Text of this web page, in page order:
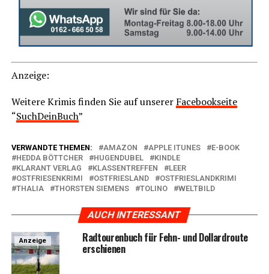
Anzei­ge:
Wei­te­re Kri­mis fin­den Sie auf unse­rer Face­book­sei­te
“SuchD­ein­Buch”
VERWANDTE THEMEN: AMAZON APPLE ITUNES
E-BOOK
HEDDA BÖTTCHER
HUGENDUBEL
KINDLE
KLARANT VERLAG
KLASSENTREFFEN
LEER
OSTFRIESENKRIMI
OSTFRIESLAND
OSTFRIESLANDKRIMI
THALIA
THORSTEN SIEMENS TOLINO WELTBILD
AUCH INTERESSANT
Anzeige Rad­tou­ren­buch für Fehn- und Dol­lard­rou­te
erschienen